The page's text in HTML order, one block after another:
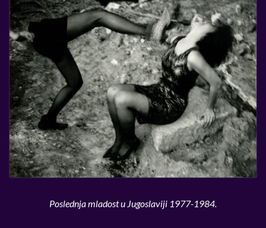
Poslednja mladost u Jugoslaviji 1977-1984.